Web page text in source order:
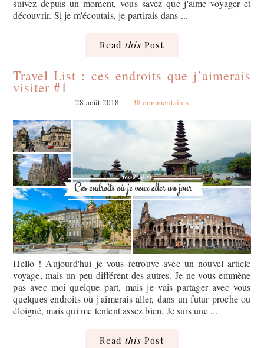
suivez depuis un moment, vous savez que j'aime voyager et
découvrir. Si je m'écoutais, je partirais dans ...
Read this Post
Travel List : ces endroits que j’aimerais
visiter #1
28 août 2018 38 commentaires
Hello ! Aujourd'hui je vous retrouve avec un nouvel article
voyage, mais un peu différent des autres. Je ne vous emmène
pas avec moi quelque part, mais je vais partager avec vous
quelques endroits où j'aimerais aller, dans un futur proche ou
éloigné, mais qui me tentent assez bien. Je suis une ...
Read this Post